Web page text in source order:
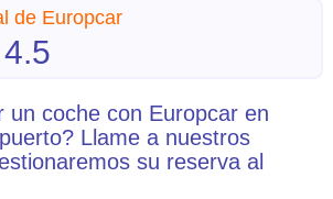
de Europcar
4.5
un coche con Europcar en
Llame a nuestros
su reserva al